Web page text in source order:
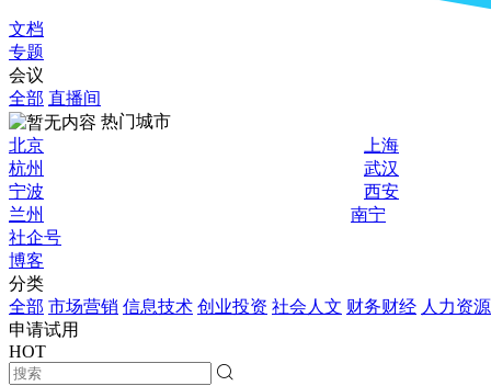
文档
专题
会议
全部 直播间
热门城市
北京
上海
杭州
武汉
宁波
西安
兰州
南宁
社企号
博客
分类
全部 市场营销 信息技术 创业投资 社会人文 财务财经 人力资源
申请试用
HOT